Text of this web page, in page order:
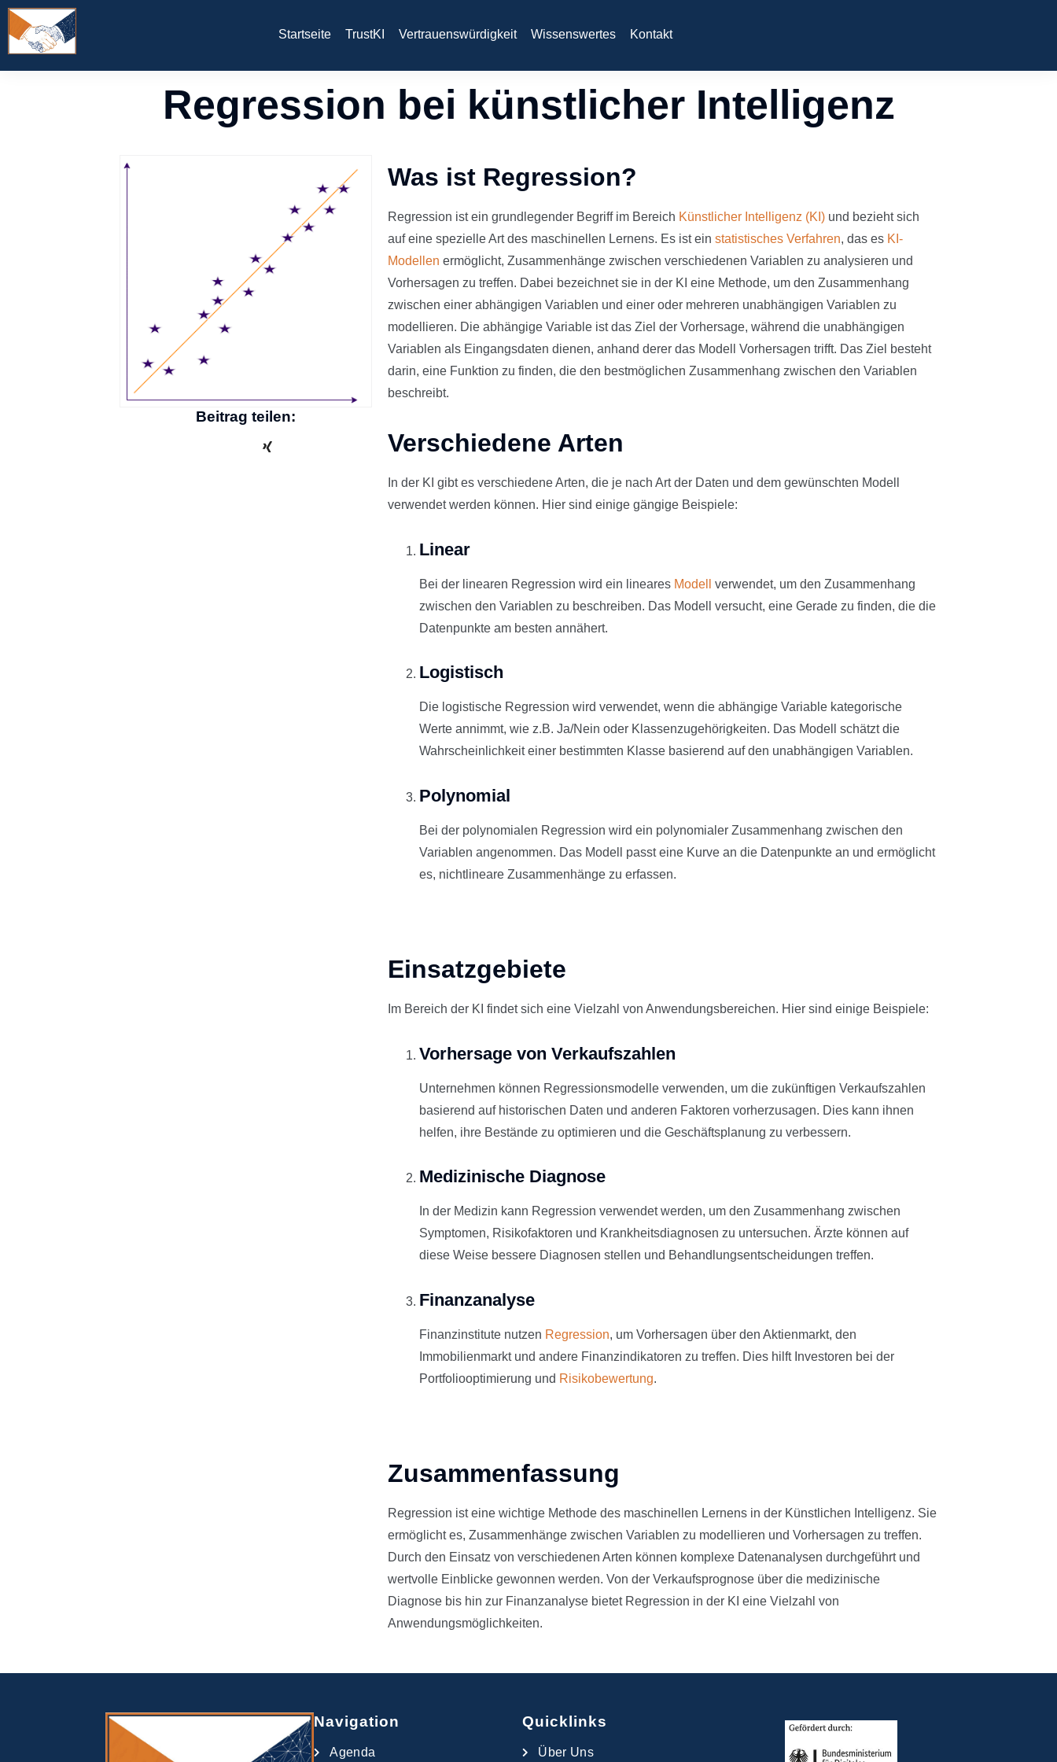
Startseite TrustKI Vertrauenswürdigkeit Wissenswertes Kontakt
Regression bei künstlicher Intelligenz
Beitrag teilen:
Was ist Regression?
Regression ist ein grundlegender Begriff im Bereich Künstlicher Intelligenz (KI) und bezieht sich
auf eine spezielle Art des maschinellen Lernens. Es ist einstatistisches Verfahren, das es KI-
Modellen ermöglicht, Zusammenhänge zwischen verschiedenen Variablen zu analysieren und
Vorhersagen zu treffen. Dabei bezeichnet sie in der KI eine Methode, um den Zusammenhang
zwischen einer abhängigen Variablen und einer oder mehreren unabhängigen Variablen zu
modellieren. Die abhängige Variable ist das Ziel der Vorhersage, während die unabhängigen
Variablen als Eingangsdaten dienen, anhand derer das Modell Vorhersagen trifft. Das Ziel besteht
darin, eine Funktion zu finden, die den bestmöglichen Zusammenhang zwischen den Variablen
beschreibt.
Verschiedene Arten
In der KI gibt es verschiedene Arten, die je nach Art der Daten und dem gewünschten Modell
verwendet werden können. Hier sind einige gängige Beispiele:
Linear
Bei der linearen Regression wird ein lineares Modell
verwendet, um den Zusammenhang
zwischen den Variablen zu beschreiben. Das Modell versucht, eine Gerade zu finden, die die
Datenpunkte am besten annähert.
Logistisch
Die logistische Regression wird verwendet, wenn die abhängige Variable kategorische
Werte annimmt, wie z.B. Ja/Nein oder Klassenzugehörigkeiten. Das Modell schätzt die
Wahrscheinlichkeit einer bestimmten Klasse basierend auf den unabhängigen Variablen.
Polynomial
Bei der polynomialen Regression wird ein polynomialer Zusammenhang zwischen den
Variablen angenommen. Das Modell passt eine Kurve an die Datenpunkte an und ermöglicht
es, nichtlineare Zusammenhänge zu erfassen.
Einsatzgebiete
Im Bereich der KI findet sich eine Vielzahl von Anwendungsbereichen. Hier sind einige Beispiele:
Vorhersage von Verkaufszahlen
Unternehmen können Regressionsmodelle verwenden, um die zukünftigen Verkaufszahlen
basierend auf historischen Daten und anderen Faktoren vorherzusagen. Dies kann ihnen
helfen, ihre Bestände zu optimieren und die Geschäftsplanung zu verbessern.
Medizinische Diagnose
In der Medizin kann Regression verwendet werden, um den Zusammenhang zwischen
Symptomen, Risikofaktoren und Krankheitsdiagnosen zu untersuchen. Ärzte können auf
diese Weise bessere Diagnosen stellen und Behandlungsentscheidungen treffen.
Finanzanalyse
Finanzinstitute nutzen Regression, um Vorhersagen über den Aktienmarkt, den
Immobilienmarkt und andere Finanzindikatoren zu treffen. Dies hilft Investoren bei der
Portfoliooptimierung und Risikobewertung.
Zusammenfassung
Regression ist eine wichtige Methode des maschinellen Lernens in der Künstlichen Intelligenz. Sie
ermöglicht es, Zusammenhänge zwischen Variablen zu modellieren und Vorhersagen zu treffen.
Durch den Einsatz von verschiedenen Arten können komplexe Datenanalysen durchgeführt und
wertvolle Einblicke gewonnen werden. Von der Verkaufsprognose über die medizinische
Diagnose bis hin zur Finanzanalyse bietet Regression in der KI eine Vielzahl von
Anwendungsmöglichkeiten.
Navigation
Agenda
Quicklinks
Über Uns